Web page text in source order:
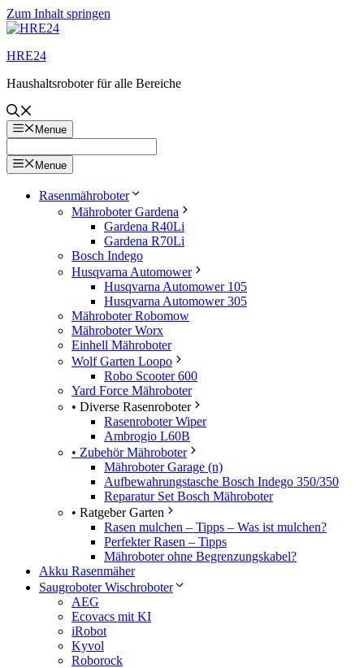
Zum Inhalt springen
HRE24
Haushaltsroboter für alle Bereiche
Menue
Menue
Rasenmähroboter
Mähroboter Gardena
Gardena R40Li
Gardena R70Li
Bosch Indego
Husqvarna Automower
Husqvarna Automower 105
Husqvarna Automower 305
Mähroboter Robomow
Mähroboter Worx
Einhell Mähroboter
Wolf Garten Loopo
Robo Scooter 600
Yard Force Mähroboter
• Diverse Rasenroboter
Rasenroboter Wiper
Ambrogio L60B
• Zubehör Mähroboter
Mähroboter Garage (n)
Aufbewahrungstasche Bosch Indego 350/350
Reparatur Set Bosch Mähroboter
• Ratgeber Garten
Rasen mulchen – Tipps – Was ist mulchen?
Perfekter Rasen – Tipps
Mähroboter ohne Begrenzungskabel?
Akku Rasenmäher
Saugroboter Wischroboter
AEG
Ecovacs mit KI
iRobot
Kyvol
Roborock